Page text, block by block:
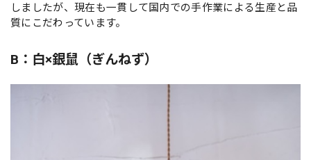
しましたが、現在も一貫して国内での手作業による生産と品
質にこだわっています。
B：白×銀鼠（ぎんねず）